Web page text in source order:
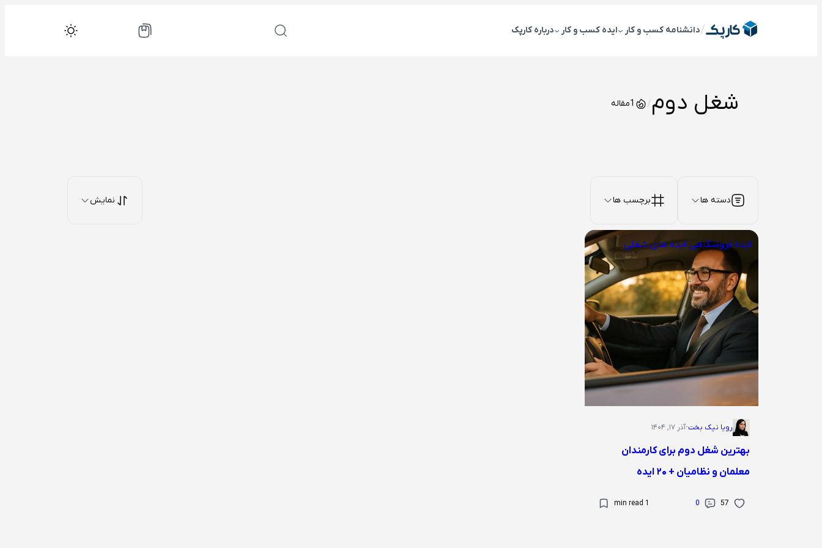
/دانشنامه کسب و کار ایده کسب و کار درباره کارپک
شغل دوم/
1مقاله
دسته ها برچسب ها نمایش
ایده فروشگاهی ایده های شغلی
رویا نیک بخت·آذر ۱۷, ۱۴۰۴
بهترین شغل دوم برای کارمندان
معلمان و نظامیان + ۲۰ ایده
57
0
1 min read